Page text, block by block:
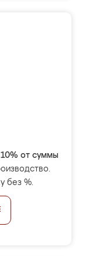
10% от суммы
без %.